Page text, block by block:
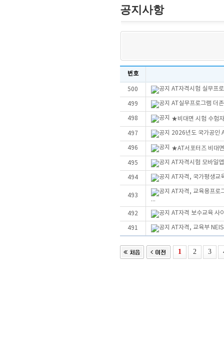
공지사항
번호
500 AT자격시험 실무프
499 AT실무프로그램 더
498 ★비대면 시험 수험
497 2026년도 국가공인
496 ★AT서포터즈 비대
495 AT자격시험 모바일
494 AT자격, 국가평생교
493
AT자격, 교육용프로
...
492 AT자격 보수교육 사
491 AT자격, 교육부
1 2 3